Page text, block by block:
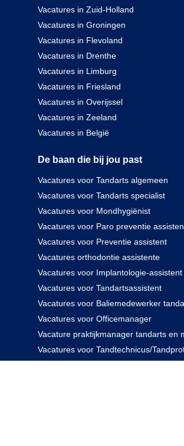
Vacatures in Zuid-Holland
Vacatures in Groningen
Vacatures in Flevoland
Vacatures in Drenthe
Vacatures in Limburg
Vacatures in Friesland
Vacatures in Overijssel
Vacatures in Zeeland
Vacatures in België
De baan die bij jou past
Vacatures voor Tandarts algemeen
Vacatures voor Tandarts specialist
Vacatures voor Mondhygiënist
Vacatures voor Paro preventie
Vacatures voor Preventie assistent
Vacatures orthodontie assistente
Vacatures voor Implantologie-assistent
Vacatures voor Tandartsassistent
Vacatures voor Baliemedewerker
Vacatures voor Officemanager
Vacature praktijkmanager tandarts en
Vacatures voor Tandtechnicus/